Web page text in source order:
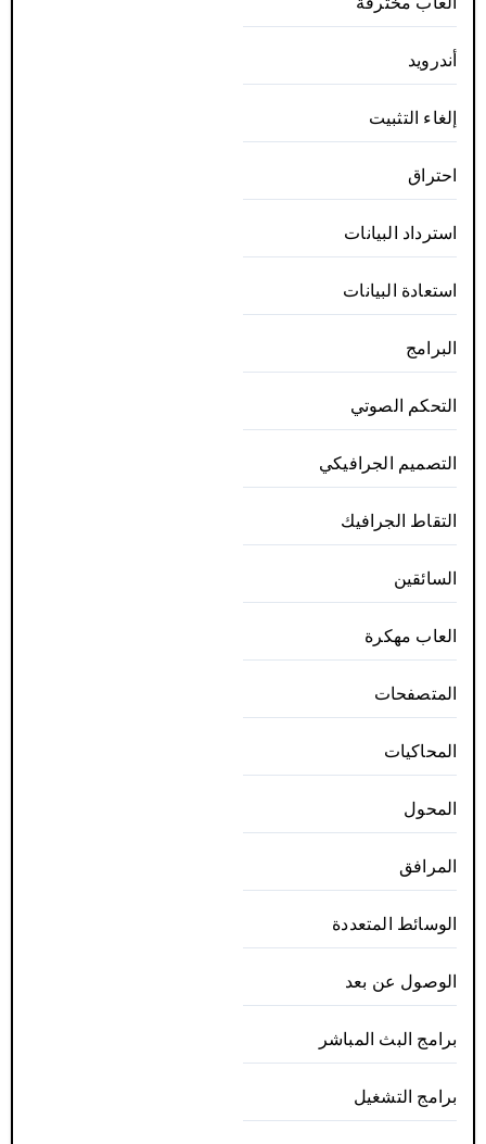
أندرويد
إلغاء التثبيت
احتراق
استرداد البيانات
استعادة البيانات
البرامج
التحكم الصوتي
التصميم الجرافيكي
التقاط الجرافيك
السائقين
العاب مهكرة
المتصفحات
المحاكيات
المحول
المرافق
الوسائط المتعددة
الوصول عن بعد
برامج البث المباشر
برامج التشغيل